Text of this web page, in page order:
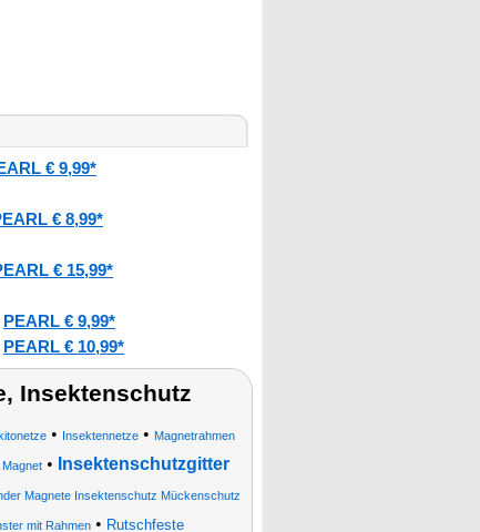
€ 9,99*
€ 8,99*
€ 15,99*
PEARL € 9,99*
PEARL € 10,99*
Insektenschutz
• Insektennetze• Magnetrahmen
• Insektenschutzgitter
Magnete Insektenschutz Mückenschutz
mit Rahmen• Rutschfeste